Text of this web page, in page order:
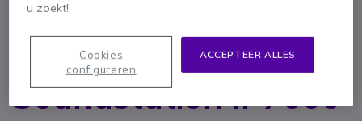
Adapter voor
Polycom
Soundstation IP7000
u zoekt!
ACCEPTEER ALLES
Cookies
configureren